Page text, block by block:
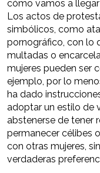
cómo vamos a
Los actos de
simbólicos, como
pornográfico, con lo
multadas o
mujeres pueden ser
ejemplo, por lo
ha dado
adoptar un estilo de
abstenerse de tener
permanecer célibes
con otras mujeres,
verdaderas